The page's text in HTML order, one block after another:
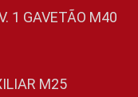
1 GAVETÃO M40
M25